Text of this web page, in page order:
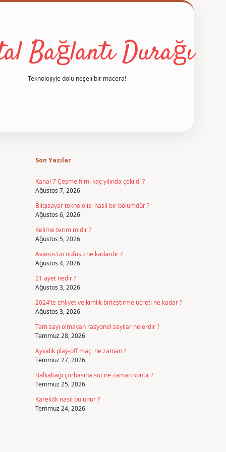
Bağlantı Durağı
Teknolojiyle dolu neşeli bir macera!
Son Yazılar
Kanal 7 Çeşme filmi kaç yılında çekildi ?
Ağustos 7, 2026
Bilgisayar teknolojisi nasıl bir bölümdür ?
Ağustos 6, 2026
Kelime terim midir ?
Ağustos 5, 2026
Avanos’un nüfusu ne kadardır ?
Ağustos 4, 2026
21 ayet nedir ?
Ağustos 3, 2026
2024’te ehliyet ve kimlik birleştirme ücreti ne kadar ?
Ağustos 3, 2026
Tam sayı olmayan rasyonel sayılar nelerdir ?
Temmuz 28, 2026
Ayvalık play-off maçı ne zaman ?
Temmuz 27, 2026
Balkabağı çorbasına süt ne zaman konur ?
Temmuz 25, 2026
Karekök nasıl bulunur ?
Temmuz 24, 2026